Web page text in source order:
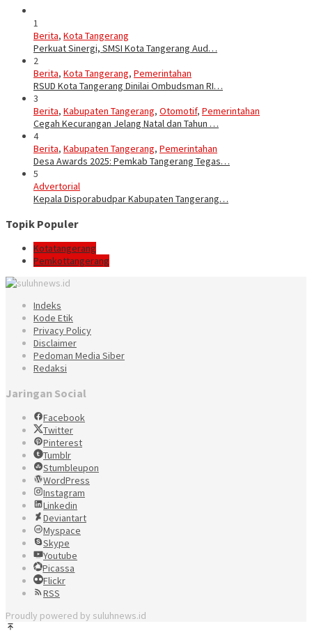
1
Berita, Kota Tangerang
Perkuat Sinergi, SMSI Kota Tangerang Aud…
2
Berita, Kota Tangerang, Pemerintahan
RSUD Kota Tangerang Dinilai Ombudsman RI…
3
Berita, Kabupaten Tangerang, Otomotif, Pemerintahan
Cegah Kecurangan Jelang Natal dan Tahun …
4
Berita, Kabupaten Tangerang, Pemerintahan
Desa Awards 2025: Pemkab Tangerang Tegas…
5
Advertorial
Kepala Disporabudpar Kabupaten Tangerang…
Topik Populer
Kotatangerang
Pemkottangerang
Indeks
Kode Etik
Privacy Policy
Disclaimer
Pedoman Media Siber
Redaksi
Jaringan Social
Facebook
Twitter
Pinterest
Tumblr
Stumbleupon
WordPress
Instagram
Linkedin
Deviantart
Myspace
Skype
Youtube
Picassa
Flickr
RSS
Proudly powered by suluhnews.id